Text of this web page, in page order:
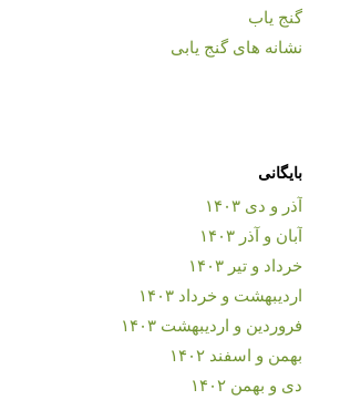
گنج یاب
نشانه های گنج یابی
بایگانی
آذر و دی ۱۴۰۳
آبان و آذر ۱۴۰۳
خرداد و تیر ۱۴۰۳
اردیبهشت و خرداد ۱۴۰۳
فروردین و اردیبهشت ۱۴۰۳
بهمن و اسفند ۱۴۰۲
دی و بهمن ۱۴۰۲